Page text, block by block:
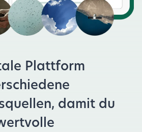
Plattform
damit du